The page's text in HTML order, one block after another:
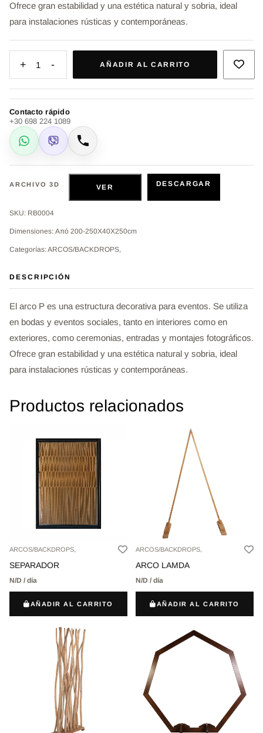
Ofrece gran estabilidad y una estética natural y sobria, ideal
para instalaciones rústicas y contemporáneas.
+ 1 - AÑADIR AL CARRITO
Contacto rápido
+30 698 224 1089
WhatsApp
Viber Llamar
ARCHIVO 3D VER DESCARGAR
SKU: RB0004
Dimensiones: Από 200-250Χ40Χ250cm
Categorías: ARCOS/BACKDROPS,
DESCRIPCIÓN
El arco P es una estructura decorativa para eventos. Se utiliza
en bodas y eventos sociales, tanto en interiores como en
exteriores, como ceremonias, entradas y montajes fotográficos.
Ofrece gran estabilidad y una estética natural y sobria, ideal
para instalaciones rústicas y contemporáneas.
Productos relacionados
ARCOS/BACKDROPS,
SEPARADOR
N/D / día
AÑADIR AL CARRITO
ARCOS/BACKDROPS,
ARCO LAMDA
N/D / día
AÑADIR AL CARRITO